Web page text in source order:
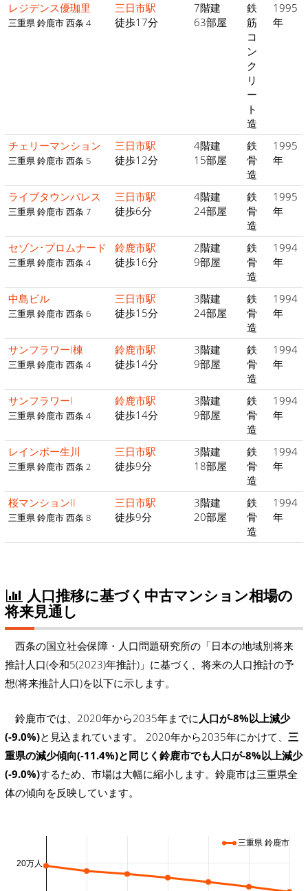
レジデンス優珈里
三重県 鈴鹿市 西条 4
三日市駅
徒歩17分
7階建
63部屋
鉄
筋
コ
ン
ク
リ
ー
ト
造
1995
年
チェリーマンション
三重県 鈴鹿市 西条 5
三日市駅
徒歩12分
4階建
15部屋
鉄
骨
造
1995
年
ライブタウンパレス
三重県 鈴鹿市 西条 7
三日市駅
徒歩6分
4階建
24部屋
鉄
骨
造
1995
年
セゾン･プロムナード
三重県 鈴鹿市 西条 4
鈴鹿市駅
徒歩16分
2階建
9部屋
鉄
骨
造
1994
年
中島ビル
三重県 鈴鹿市 西条 6
三日市駅
徒歩15分
3階建
24部屋
鉄
骨
造
1994
年
サンフラワーI棟
三重県 鈴鹿市 西条 4
鈴鹿市駅
徒歩14分
3階建
9部屋
鉄
骨
造
1994
年
サンフラワーI
三重県 鈴鹿市 西条 4
鈴鹿市駅
徒歩14分
3階建
9部屋
鉄
骨
造
1994
年
レインボー生川
三重県 鈴鹿市 西条 2
三日市駅
徒歩9分
3階建
18部屋
鉄
骨
造
1994
年
桜マンションII
三重県 鈴鹿市 西条 8
三日市駅
徒歩9分
3階建
20部屋
鉄
骨
造
1994
年
人口推移に基づく中古マンション相場の
将来見通し
西条の国立社会保障・人口問題研究所の「日本の地域別将来
推計人口(令和5(2023)年推計)」に基づく、将来の人口推計の予
想(将来推計人口)を以下に示します。
鈴鹿市では、2020年から2035年までに 人口が-8%以上減少
(-9.0%)と見込まれています。 2020年から2035年にかけて、 三
重県の減少傾向(-11.4%)と同じく鈴鹿市でも人口が-8%以上減少
(-9.0%)するため、市場は大幅に縮小します。鈴鹿市は三重県全
体の傾向を反映しています。
20万人
三重県 鈴鹿市